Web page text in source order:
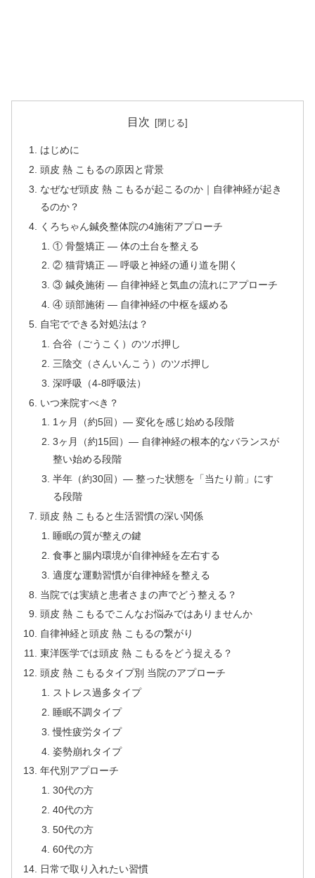
目次
はじめに
頭皮 熱 こもるの原因と背景
なぜなぜ頭皮 熱 こもるが起こるのか｜自律神経が起き
るのか？
くろちゃん鍼灸整体院の4施術アプローチ
① 骨盤矯正 — 体の土台を整える
② 猫背矯正 — 呼吸と神経の通り道を開く
③ 鍼灸施術 — 自律神経と気血の流れにアプローチ
④ 頭部施術 — 自律神経の中枢を緩める
自宅でできる対処法は？
合谷（ごうこく）のツボ押し
三陰交（さんいんこう）のツボ押し
深呼吸（4-8呼吸法）
いつ来院すべき？
1ヶ月（約5回）— 変化を感じ始める段階
3ヶ月（約15回）— 自律神経の根本的なバランスが
整い始める段階
半年（約30回）— 整った状態を「当たり前」にす
る段階
頭皮 熱 こもると生活習慣の深い関係
睡眠の質が整えの鍵
食事と腸内環境が自律神経を左右する
適度な運動習慣が自律神経を整える
当院では実績と患者さまの声でどう整える？
頭皮 熱 こもるでこんなお悩みではありませんか
自律神経と頭皮 熱 こもるの繋がり
東洋医学では頭皮 熱 こもるをどう捉える？
頭皮 熱 こもるタイプ別 当院のアプローチ
ストレス過多タイプ
睡眠不調タイプ
慢性疲労タイプ
姿勢崩れタイプ
年代別アプローチ
30代の方
40代の方
50代の方
60代の方
日常で取り入れたい習慣